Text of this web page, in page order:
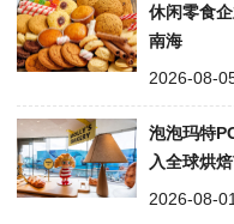
休闲零食
南海
2026-08-
泡泡玛特
入全球烘
2026-08-01